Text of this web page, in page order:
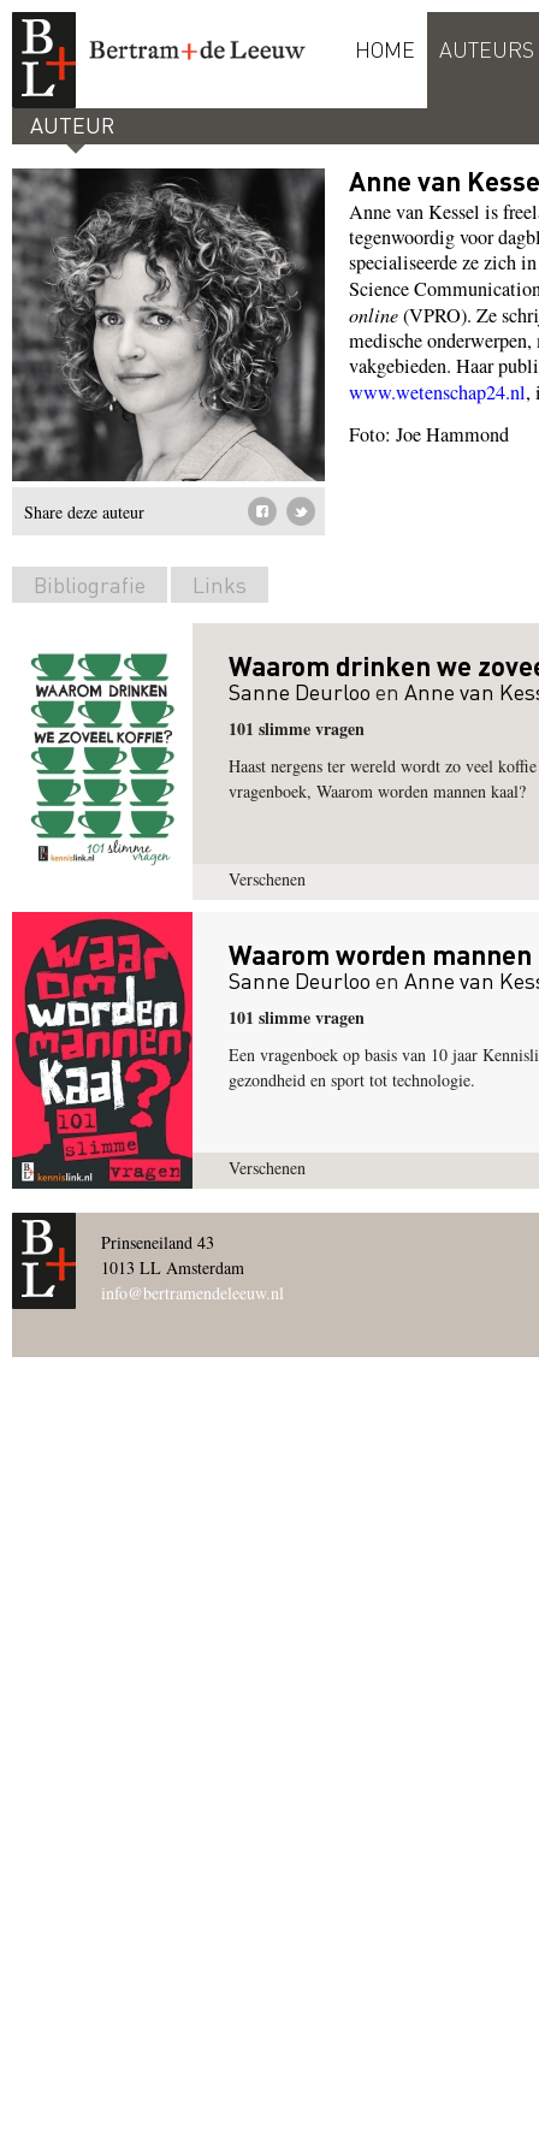
HOME AUTEURS
AUTEUR
Share deze auteur
Anne van
Anne van Kessel is
tegenwoordig voor
specialiseerde ze zich
Science
online(VPRO). Ze
medische
vakgebieden. Haar
www.wetenschap24.nl,
Foto: Joe Hammond
Bibliografie Links
Waarom drinken we
Sanne Deurloo en Anne van
101 slimme vragen
Haast nergens ter wereld wordt zo veel
vragenboek, Waarom worden mannen kaal?
Verschenen
Waarom worden
Sanne Deurloo en Anne van
101 slimme vragen
Een vragenboek op basis van 10 jaar
gezondheid en sport tot technologie.
Verschenen
Prinseneiland 43
1013 LL Amsterdam
info@bertramendeleeuw.nl